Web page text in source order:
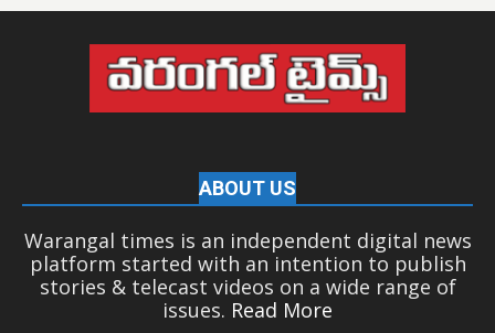
ABOUT US
Warangal times is an independent digital news
platform started with an intention to publish
stories & telecast videos on a wide range of
issues. Read More